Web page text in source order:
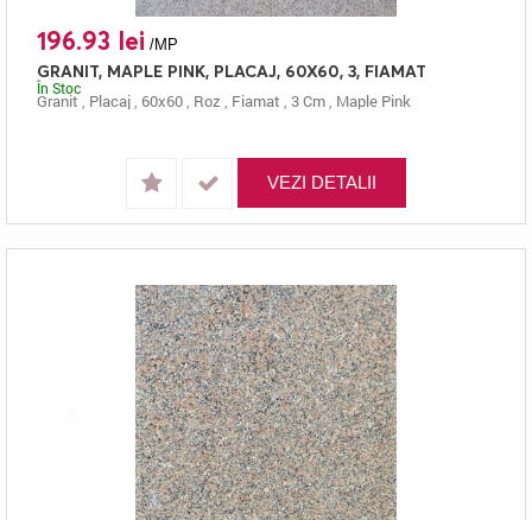
196.93 lei /MP
GRANIT, MAPLE PINK, PLACAJ, 60X60, 3, FIAMAT
Granit, Placaj 60x60 Roz Fiamat 3 Cm Maple Pink
În Stoc
VEZI DETALII